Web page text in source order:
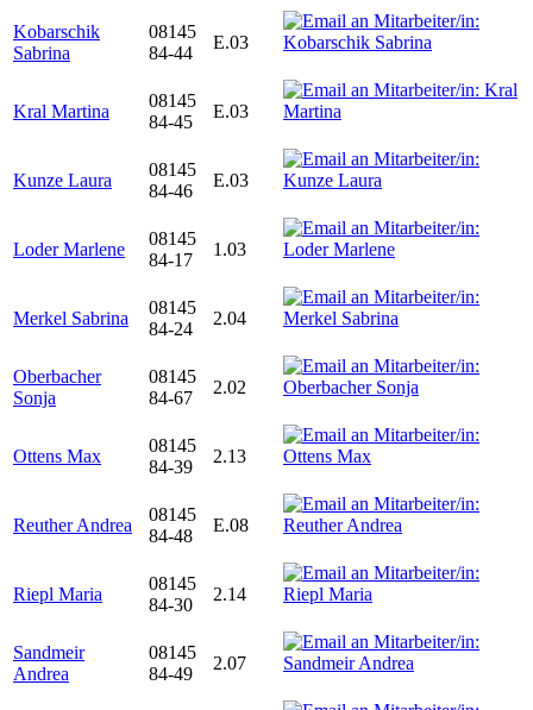
Kobarschik
Sabrina
08145
84-44
E.03
Kral Martina
08145
84-45
E.03
Kunze Laura
08145
84-46
E.03
Loder Marlene
08145
84-17
1.03
Merkel Sabrina
08145
84-24
2.04
Oberbacher
Sonja
08145
84-67
2.02
Ottens Max
08145
84-39
2.13
Reuther Andrea
08145
84-48
E.08
Riepl Maria
08145
84-30
2.14
Sandmeir
Andrea
08145
84-49
2.07